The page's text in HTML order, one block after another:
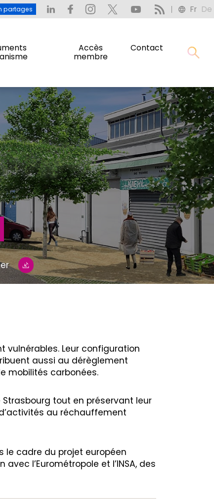
Accès
membre
Contact
partages Fr De
en partages Fr De
Leur configuration
aussi au dérèglement
mobilités carbonées.
tout en préservant leur
au réchauffement
le cadre du projet européen
l’Eurométropole et l’INSA, des